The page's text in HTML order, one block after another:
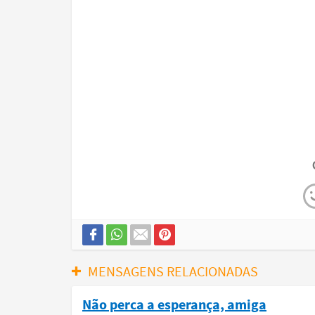
MENSAGENS RELACIONADAS
Não perca a esperança, amiga